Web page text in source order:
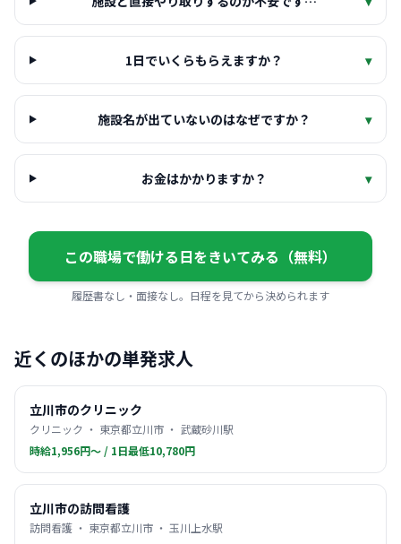
1日でいくらもらえますか？ ▾
施設名が出ていないのはなぜですか？ ▾
お金はかかりますか？ ▾
この職場で働ける日をきいてみる（無料）
履歴書なし・面接なし。日程を見てから決められます
近くのほかの単発求人
立川市のクリニック
クリニック ・ 東京都立川市 ・ 武蔵砂川駅
時給1,956円〜 / 1日最低10,780円
立川市の訪問看護
訪問看護 ・ 東京都立川市 ・ 玉川上水駅